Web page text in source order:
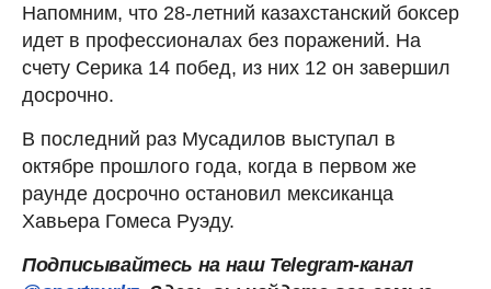
Напомним, что 28-летний казахстанский боксер
идет в профессионалах без поражений. На
счету Серика 14 побед, из них 12 он завершил
досрочно.
В последний раз Мусадилов выступал в
октябре прошлого года, когда в первом же
раунде досрочно остановил мексиканца
Хавьера Гомеса Руэду.
Подписывайтесь на наш Telegram-канал